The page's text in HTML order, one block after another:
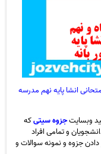
انشا پایه نهم مدرسه
وبسایتجزوه سیتیکه
و تمامی افراد
جزوه و نمونه سوالات و